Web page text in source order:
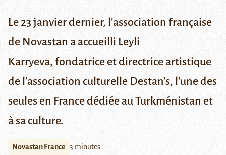
Le 23 janvier dernier, l'association française
de Novastan a accueilli Leyli
Karryeva, fondatrice et directrice artistique
de l’association culturelle Destan’s, l'une des
seules en France dédiée au Turkménistan et
à sa culture.
Novastan France 3 minutes